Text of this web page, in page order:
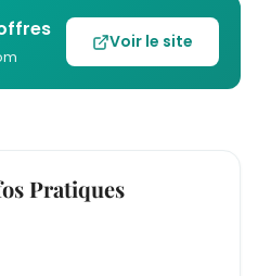
Voir le site
Pratiques